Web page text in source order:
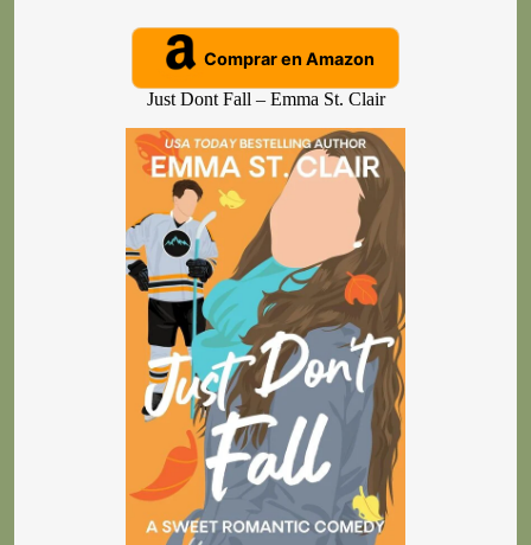
Comprar en Amazon
Just Dont Fall – Emma St. Clair